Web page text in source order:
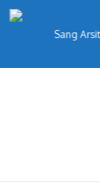
Sang Arsitek Digital